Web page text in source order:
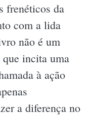
frenéticos da
com a lida
não é um
incita uma
à ação
a diferença no